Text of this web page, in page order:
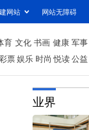
网站 网站无障碍
育 文化 书画 健康 军事
票娱乐 时尚 悦读公益
业界